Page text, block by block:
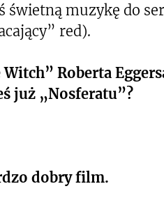
świetną muzykę do
red).
Roberta
już „Nosferatu”?
dobry film.